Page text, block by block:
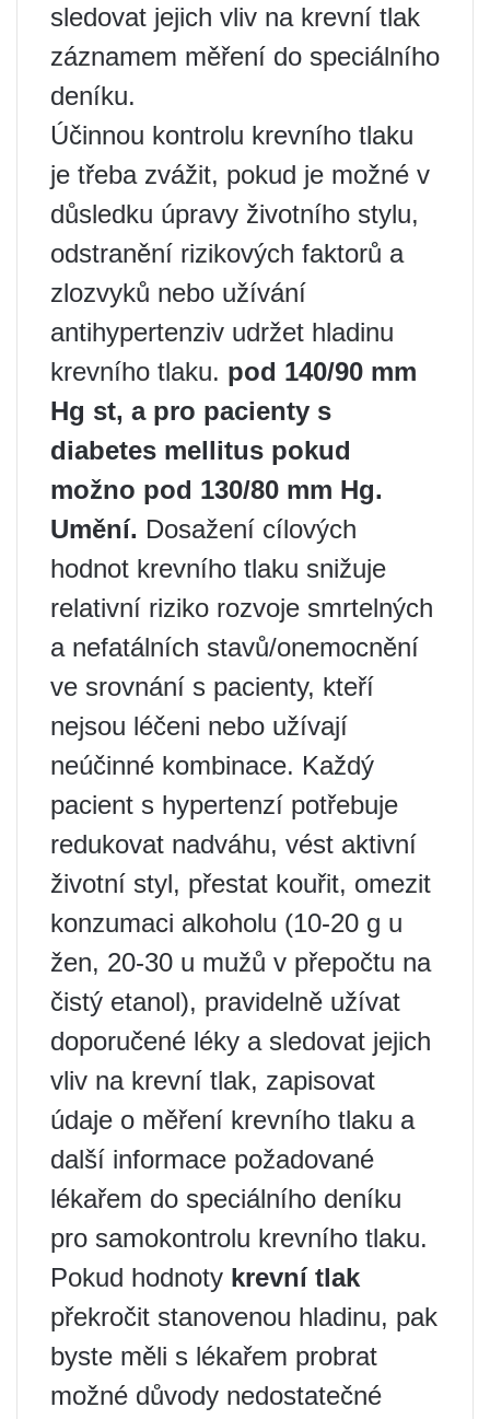
sledovat jejich vliv na krevní tlak
záznamem měření do speciálního
deníku.
Účinnou kontrolu krevního tlaku
je třeba zvážit, pokud je možné v
důsledku úpravy životního stylu,
odstranění rizikových faktorů a
zlozvyků nebo užívání
antihypertenziv udržet hladinu
krevního tlaku. pod 140/90 mm
Hg st, a pro pacienty s
diabetes mellitus pokud
možno pod 130/80 mm Hg.
Umění. Dosažení cílových
hodnot krevního tlaku snižuje
relativní riziko rozvoje smrtelných
a nefatálních stavů/onemocnění
ve srovnání s pacienty, kteří
nejsou léčeni nebo užívají
neúčinné kombinace. Každý
pacient s hypertenzí potřebuje
redukovat nadváhu, vést aktivní
životní styl, přestat kouřit, omezit
konzumaci alkoholu (10-20 g u
žen, 20-30 u mužů v přepočtu na
čistý etanol), pravidelně užívat
doporučené léky a sledovat jejich
vliv na krevní tlak, zapisovat
údaje o měření krevního tlaku a
další informace požadované
lékařem do speciálního deníku
pro samokontrolu krevního tlaku.
Pokud hodnoty krevní tlak
překročit stanovenou hladinu, pak
byste měli s lékařem probrat
možné důvody nedostatečné